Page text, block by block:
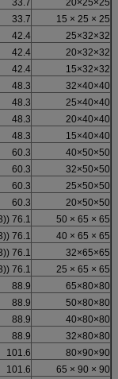
25 × 25 × 15
33.7
32×32×25
42.4
32×32×20
42.4
32×32×15
42.4
40×40×32
48.3
40×40×25
48.3
40×40×20
48.3
40×40×15
48.3
50×50×40
60.3
50×50×32
60.3
50×50×25
60.3
50×50×20
60.3
65 × 65 × 50
76.1 ((73)
65 × 65 × 40
76.1 ((73)
65×65×32
76.1 ((73)
65 × 65 × 25
76.1 ((73)
80×80×65
88.9
80×80×50
88.9
80×80×40
88.9
80×80×32
88.9
90×90×80
101.6
90 × 90 × 65
101.6